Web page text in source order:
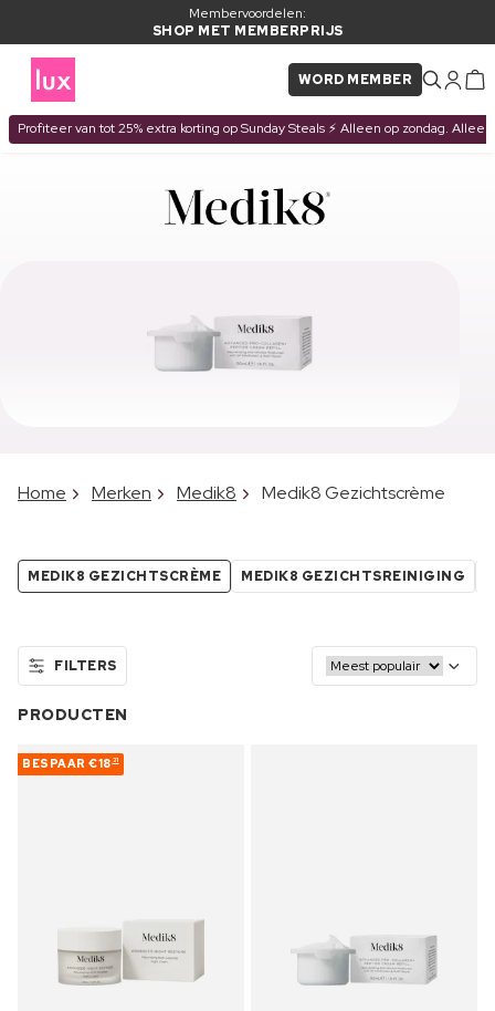
Membervoordelen:
SHOP MET MEMBERPRIJS
WORD MEMBER
Profiteer van tot 25% extra korting op Sunday Steals ⚡ Alleen op zondag.
Home Merken Medik8 Medik8 Gezichtscrème
MEDIK8 GEZICHTSCRÈME MEDIK8 GEZICHTSREINIGING
FILTERS
PRODUCTEN
BESPAAR €18 31